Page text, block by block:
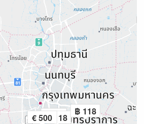
฿ 21
฿ 13 ฿ 118
€ 500฿ 118
฿ 118